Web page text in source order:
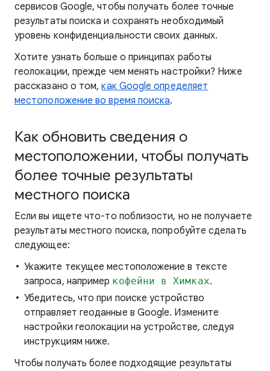
сервисов Google, чтобы получать более точные
результаты поиска и сохранять необходимый
уровень конфиденциальности своих данных.
Хотите узнать больше о принципах работы
геолокации, прежде чем менять настройки? Ниже
рассказано о том,как Google определяет
местоположение во время поиска.
Как обновить сведения о
местоположении, чтобы получать
более точные результаты
местного поиска
Если вы ищетечто-то поблизости, но не получаете
результаты местного поиска, попробуйте сделать
следующее:
Укажите текущее местоположение в тексте
запроса, например кофейни в Химках.
Убедитесь, что при поиске устройство
отправляет геоданные в Google. Измените
настройки геолокации на устройстве, следуя
инструкциям ниже.
Чтобы получать более подходящие результаты